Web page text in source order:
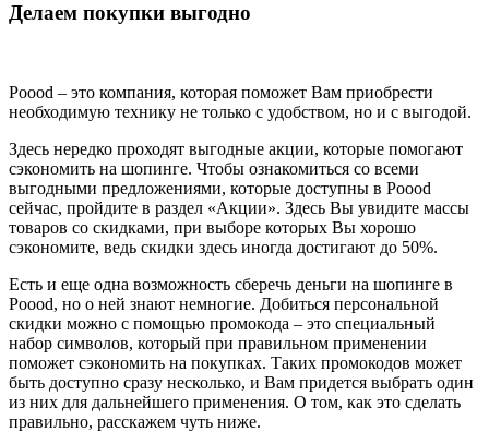
Делаем покупки выгодно
Poood – это компания, которая поможет Вам приобрести
необходимую технику не только с удобством, но и с выгодой.
Здесь нередко проходят выгодные акции, которые помогают
сэкономить на шопинге. Чтобы ознакомиться со всеми
выгодными предложениями, которые доступны в Poood
сейчас, пройдите в раздел «Акции». Здесь Вы увидите массы
товаров со скидками, при выборе которых Вы хорошо
сэкономите, ведь скидки здесь иногда достигают до 50%.
Есть и еще одна возможность сберечь деньги на шопинге в
Poood, но о ней знают немногие. Добиться персональной
скидки можно с помощью промокода – это специальный
набор символов, который при правильном применении
поможет сэкономить на покупках. Таких промокодов может
быть доступно сразу несколько, и Вам придется выбрать один
из них для дальнейшего применения. О том, как это сделать
правильно, расскажем чуть ниже.